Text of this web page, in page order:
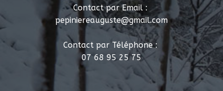
Contact par Email :
pepiniereauguste@gmail.com
Contact par Téléphone :
07 68 95 25 75